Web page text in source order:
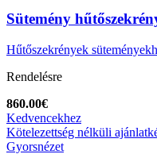
Sütemény
Hűtőszekrények
Rendelésre
860.00€
Kedvencekhez
Kötelezettség nélküli
Gyorsnézet